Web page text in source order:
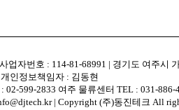
업자번호 : 114-81-68991 | 경기도 여주시
인정보책임자 : 김동현
02-599-2833 여주 물류센터 TEL : 031-886-
| Copyright (주)동진테크 All